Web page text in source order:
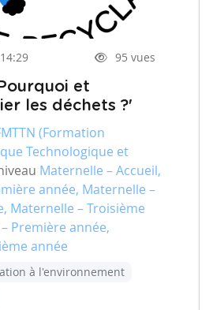
95 vues
et
les déchets ?'
(Formation
Technologique et
Maternelle – Accueil,
année, Maternelle –
Maternelle – Troisième
Première année,
année
à l'environnement